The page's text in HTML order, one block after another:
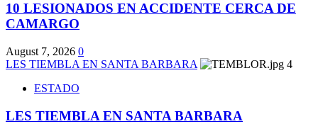
10 LESIONADOS EN ACCIDENTE CERCA DE
CAMARGO
August 7, 2026 0
LES TIEMBLA EN SANTA BARBARA
4
ESTADO
LES TIEMBLA EN SANTA BARBARA